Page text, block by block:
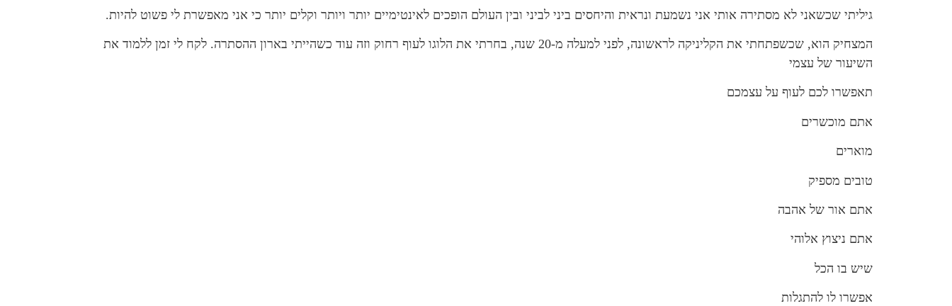
גיליתי שכשאני לא מסתירה אותי אני נשמעת ונראית והיחסים ביני לביני ובין העולם הופכים לאינטימיים יותר ויותר וקלים יותר כי אני מאפשרת לי פשוט להיות.
המצחיק הוא, שכשפתחתי את הקליניקה לראשונה, לפני למעלה מ-20 שנה, בחרתי את הלוגו לעוף רחוק וזה עוד כשהייתי בארון ההסתרה. לקח לי זמן ללמוד את
השיעור של עצמי
תאפשרו לכם לעוף על עצמכם
אתם מוכשרים
מוארים
טובים מספיק
אתם אור של אהבה
אתם ניצוץ אלוהי
שיש בו הכל
אפשרו לו להתגלות